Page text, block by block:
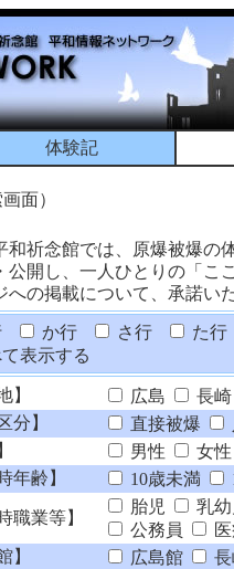
体験記
面）
和祈念館では、原爆被爆
公開し、一人ひとりの「
への掲載について、承諾い
か行 さ行
た行
表示する
】 広島
長崎
分】
直接被爆
男性
女性
年齢】
10歳未満
職業等】
胎児
乳
公務員
】
広島館